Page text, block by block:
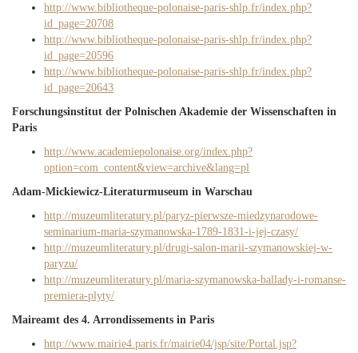
http://www.bibliotheque-polonaise-paris-shlp.fr/index.php?
id_page=20708
http://www.bibliotheque-polonaise-paris-shlp.fr/index.php?
id_page=20596
http://www.bibliotheque-polonaise-paris-shlp.fr/index.php?
id_page=20643
Forschungsinstitut der Polnischen Akademie der Wissenschaften in
Paris
http://www.academiepolonaise.org/index.php?
option=com_content&view=archive&lang=pl
Adam-Mickiewicz-Literaturmuseum in Warschau
http://muzeumliteratury.pl/paryz-pierwsze-miedzynarodowe-
seminarium-maria-szymanowska-1789-1831-i-jej-czasy/
http://muzeumliteratury.pl/drugi-salon-marii-szymanowskiej-w-
paryzu/
http://muzeumliteratury.pl/maria-szymanowska-ballady-i-romanse-
premiera-plyty/
Maireamt des 4. Arrondissements in Paris
http://www.mairie4.paris.fr/mairie04/jsp/site/Portal.jsp?